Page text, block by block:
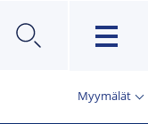
×
Myymälät